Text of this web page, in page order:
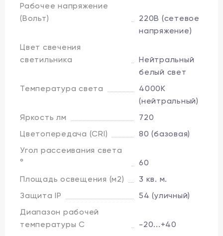
Рабочее напряжение
(Вольт)
220В (сетевое
напряжение)
Цвет свечения
светильника
Нейтральный
белый свет
Температура света
4000K
(нейтральный)
Яркость лм
720
Цветопередача (CRI)
80 (базовая)
Угол рассеивания света
°
60
Площадь освещения (м2)
3 кв. м.
Защита IP
54 (уличный)
Диапазон рабочей
температуры C
-20...+40